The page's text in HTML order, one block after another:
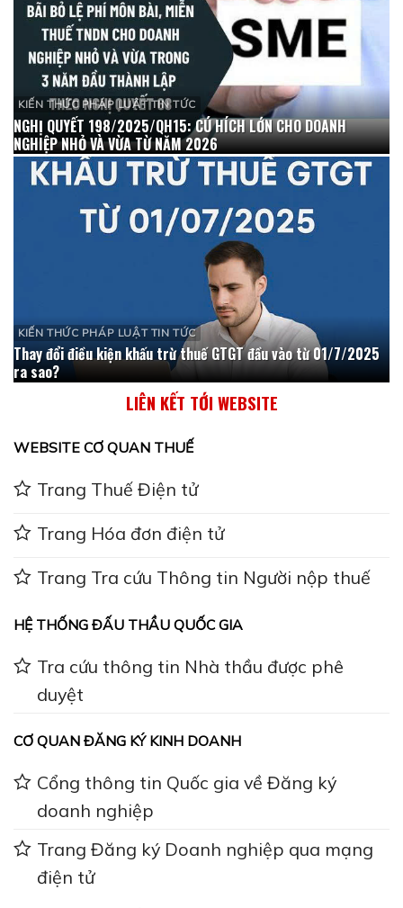
KIẾN THỨC PHÁP LUẬT TIN TỨC
NGHỊ QUYẾT 198/2025/QH15: CÚ HÍCH LỚN CHO DOANH
NGHIỆP NHỎ VÀ VỪA TỪ NĂM 2026
KIẾN THỨC PHÁP LUẬT TIN TỨC
Thay đổi điều kiện khấu trừ thuế GTGT đầu vào từ 01/7/2025
ra sao?
LIÊN KẾT TỚI WEBSITE
WEBSITE CƠ QUAN THUẾ
Trang Thuế Điện tử
Trang Hóa đơn điện tử
Trang Tra cứu Thông tin Người nộp thuế
HỆ THỐNG ĐẤU THẦU QUỐC GIA
Tra cứu thông tin Nhà thầu được phê
duyệt
CƠ QUAN ĐĂNG KÝ KINH DOANH
Cổng thông tin Quốc gia về Đăng ký
doanh nghiệp
Trang Đăng ký Doanh nghiệp qua mạng
điện tử